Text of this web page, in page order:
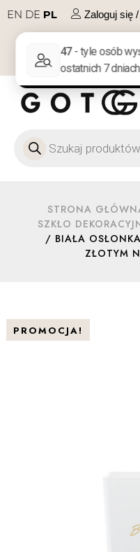
EN DE PL Zaloguj się
STRONA
SZKŁO
/ BIAŁA
ZŁOTYM
PROMOCJA!